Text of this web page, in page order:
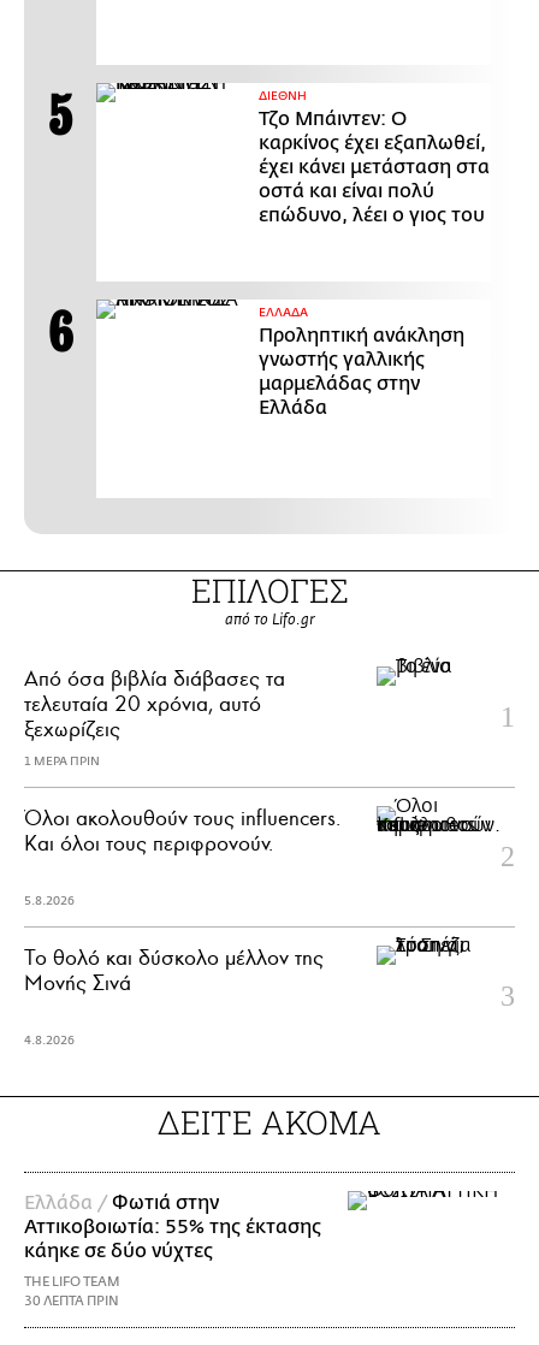
ΔΙΕΘΝΗ
Τζο Μπάιντεν: Ο
καρκίνος έχει εξαπλωθεί,
έχει κάνει μετάσταση στα
οστά και είναι πολύ
επώδυνο, λέει ο γιος του
ΕΛΛΑΔΑ
Προληπτική ανάκληση
γνωστής γαλλικής
μαρμελάδας στην
Ελλάδα
ΕΠΙΛΟΓΕΣ
από το Lifo.gr
Από όσα βιβλία διάβασες τα
τελευταία 20 χρόνια, αυτό
ξεχωρίζεις
1 ΜΕΡΑ ΠΡΙΝ
Όλοι ακολουθούν τους influencers.
Και όλοι τους περιφρονούν.
5.8.2026
Το θολό και δύσκολο μέλλον της
Μονής Σινά
4.8.2026
ΔΕΙΤΕ ΑΚΟΜΑ
Ελλάδα /Φωτιά στην
Αττικοβοιωτία: 55% της έκτασης
κάηκε σε δύο νύχτες
THE LIFO TEAM
30 ΛΕΠΤΑ ΠΡΙΝ